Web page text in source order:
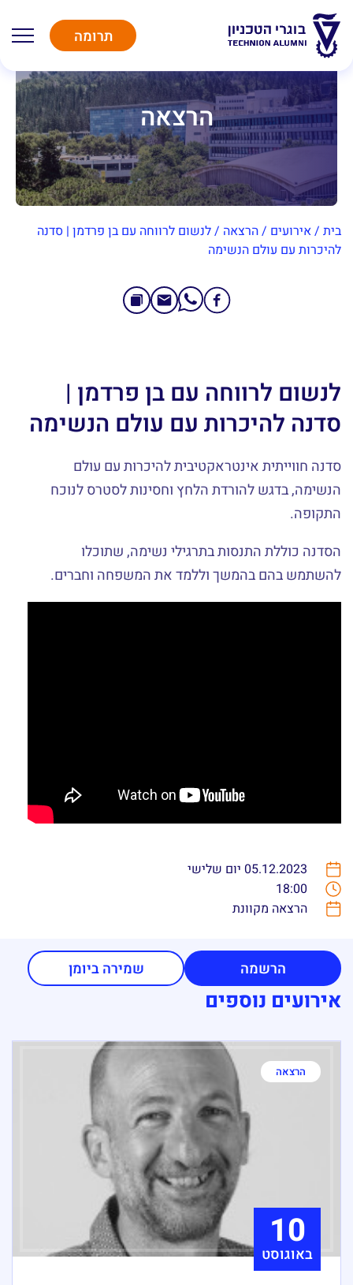
תרומה
הרצאה
בית /אירועים /הרצאה /לנשום לרווחה עם בן פרדמן | סדנה
להיכרות עם עולם הנשימה
לנשום לרווחה עם בן פרדמן |
סדנה להיכרות עם עולם הנשימה
סדנה חווייתית אינטראקטיבית להיכרות עם עולם
הנשימה, בדגש להורדת הלחץ וחסינות לסטרס לנוכח
התקופה.
הסדנה כוללת התנסות בתרגילי נשימה, שתוכלו
להשתמש בהם בהמשך וללמד את המשפחה וחברים.
05.12.2023 יום שלישי
18:00
הרצאה מקוונת
הרשמה שמירה ביומן
אירועים נוספים
הרצאה
10
באוגוסט